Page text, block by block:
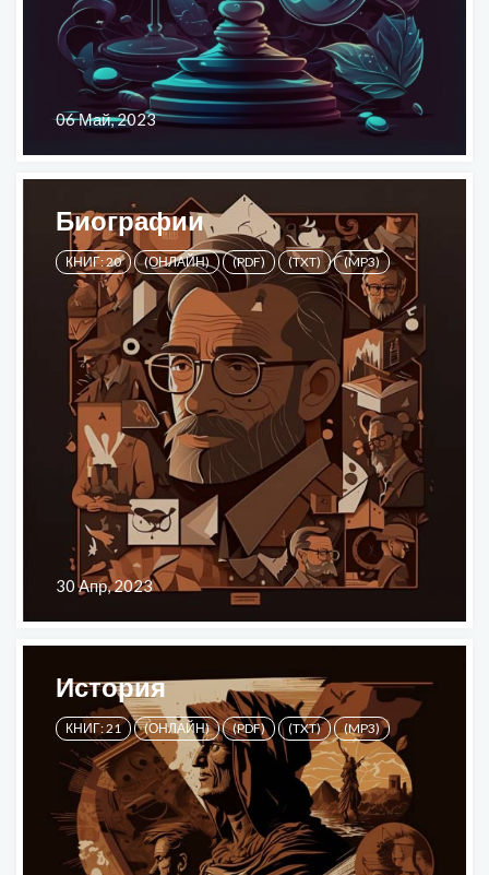
06 Май, 2023
Биографии
КНИГ: 20 (ОНЛАЙН) (PDF) (TXT) (MP3)
30 Апр, 2023
История
КНИГ: 21 (ОНЛАЙН) (PDF) (TXT) (MP3)